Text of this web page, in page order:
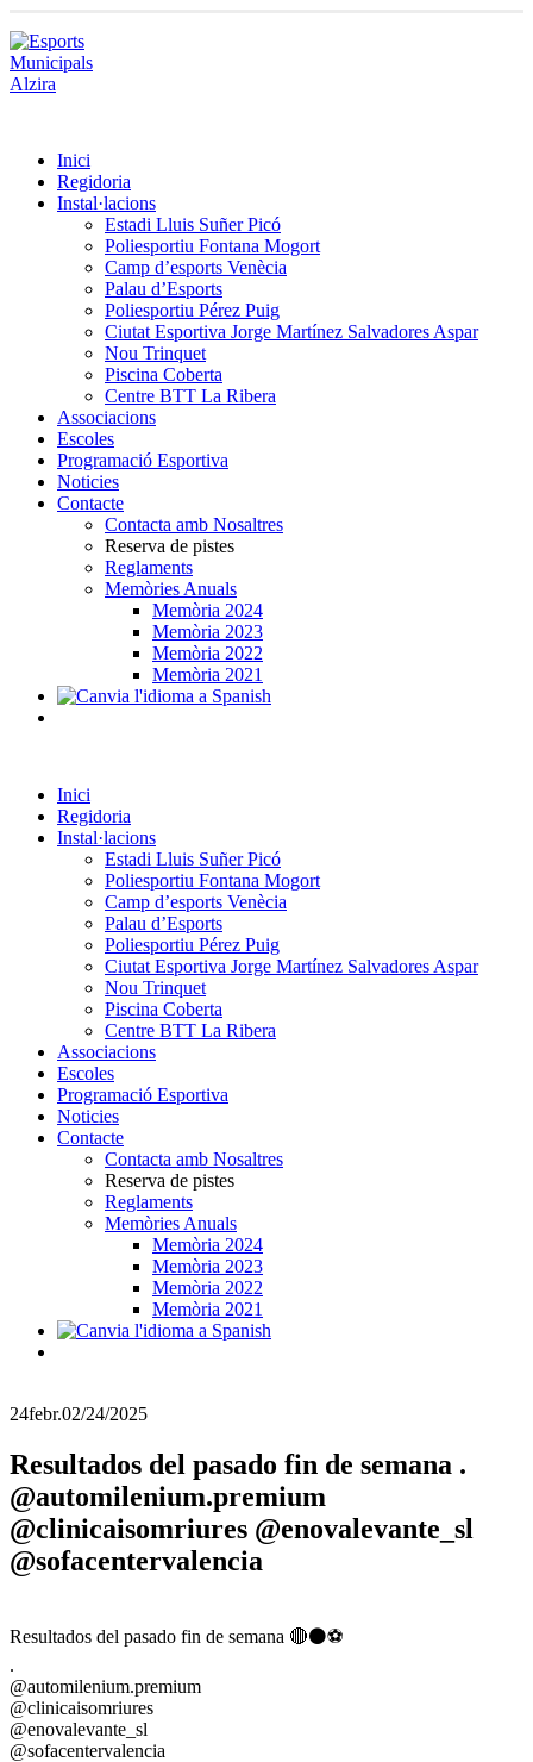
Inici
Regidoria
Instal·lacions
Estadi Lluis Suñer Picó
Poliesportiu Fontana Mogort
Camp d’esports Venècia
Palau d’Esports
Poliesportiu Pérez Puig
Ciutat Esportiva Jorge Martínez Salvadores Aspar
Nou Trinquet
Piscina Coberta
Centre BTT La Ribera
Associacions
Escoles
Programació Esportiva
Noticies
Contacte
Contacta amb Nosaltres
Reserva de pistes
Reglaments
Memòries Anuals
Memòria 2024
Memòria 2023
Memòria 2022
Memòria 2021
Inici
Regidoria
Instal·lacions
Estadi Lluis Suñer Picó
Poliesportiu Fontana Mogort
Camp d’esports Venècia
Palau d’Esports
Poliesportiu Pérez Puig
Ciutat Esportiva Jorge Martínez Salvadores Aspar
Nou Trinquet
Piscina Coberta
Centre BTT La Ribera
Associacions
Escoles
Programació Esportiva
Noticies
Contacte
Contacta amb Nosaltres
Reserva de pistes
Reglaments
Memòries Anuals
Memòria 2024
Memòria 2023
Memòria 2022
Memòria 2021
24febr.02/24/2025
Resultados del pasado fin de semana .
@automilenium.premium
@clinicaisomriures @enovalevante_sl
@sofacentervalencia
Resultados del pasado fin de semana 🔴⚫️⚽️
.
@automilenium.premium
@clinicaisomriures
@enovalevante_sl
@sofacentervalencia